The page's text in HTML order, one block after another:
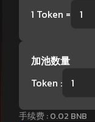
1 Token =
加池数量
Token :
手续费 :0.02 BNB